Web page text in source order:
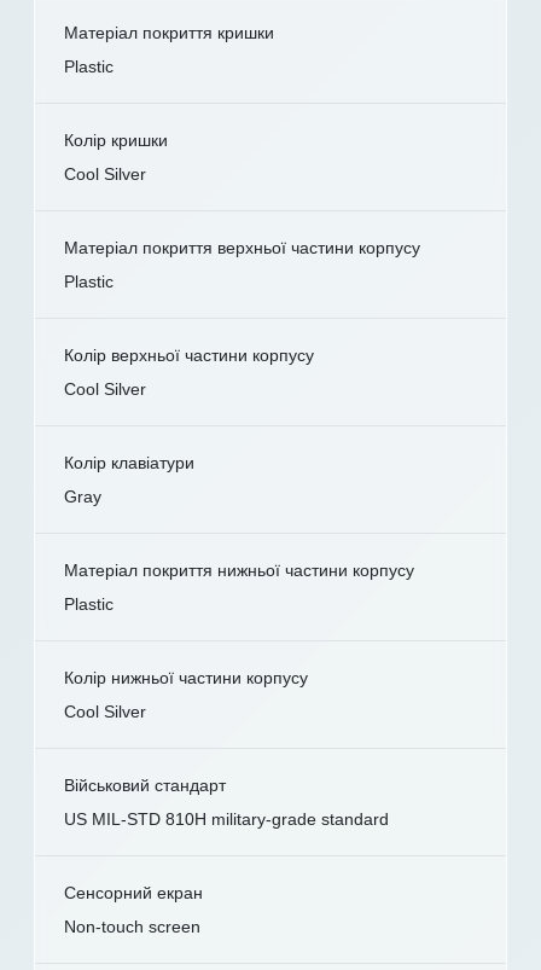
Матеріал покриття кришки
Plastic
Колір кришки
Cool Silver
Матеріал покриття верхньої частини корпусу
Plastic
Колір верхньої частини корпусу
Cool Silver
Колір клавіатури
Gray
Матеріал покриття нижньої частини корпусу
Plastic
Колір нижньої частини корпусу
Cool Silver
Військовий стандарт
US MIL-STD 810H military-grade standard
Сенсорний екран
Non-touch screen